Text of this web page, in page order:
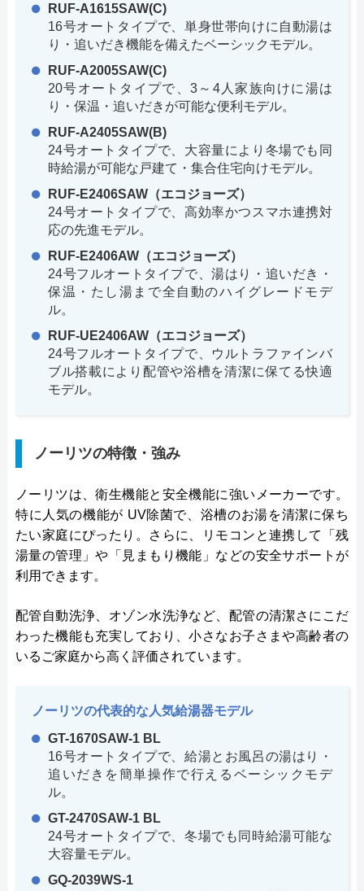
RUF-A1615SAW(C)
16号オートタイプで、単身世帯向けに自動湯は
り・追いだき機能を備えたベーシックモデル。
RUF-A2005SAW(C)
20号オートタイプで、3～4人家族向けに湯は
り・保温・追いだきが可能な便利モデル。
RUF-A2405SAW(B)
24号オートタイプで、大容量により冬場でも同
時給湯が可能な戸建て・集合住宅向けモデル。
RUF-E2406SAW（エコジョーズ）
24号オートタイプで、高効率かつスマホ連携対
応の先進モデル。
RUF-E2406AW（エコジョーズ）
24号フルオートタイプで、湯はり・追いだき・
保温・たし湯まで全自動のハイグレードモデ
ル。
RUF-UE2406AW（エコジョーズ）
24号フルオートタイプで、ウルトラファインバ
ブル搭載により配管や浴槽を清潔に保てる快適
モデル。
ノーリツの特徴・強み
ノーリツは、衛生機能と安全機能に強いメーカーです。
特に人気の機能が UV除菌で、浴槽のお湯を清潔に保ち
たい家庭にぴったり。さらに、リモコンと連携して「残
湯量の管理」や「見まもり機能」などの安全サポートが
利用できます。
配管自動洗浄、オゾン水洗浄など、配管の清潔さにこだ
わった機能も充実しており、小さなお子さまや高齢者の
いるご家庭から高く評価されています。
ノーリツの代表的な人気給湯器モデル
GT-1670SAW-1 BL
16号オートタイプで、給湯とお風呂の湯はり・
追いだきを簡単操作で行えるベーシックモデ
ル。
GT-2470SAW-1 BL
24号オートタイプで、冬場でも同時給湯可能な
大容量モデル。
GQ-2039WS-1